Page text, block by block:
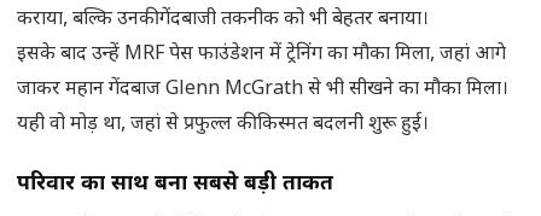
कराया, बल्कि उनकी गेंदबाजी तकनीक को भी बेहतर बनाया।
इसके बाद उन्हें MRF पेस फाउंडेशन में ट्रेनिंग का मौका मिला, जहां आगे
जाकर महान गेंदबाज Glenn McGrath से भी सीखने का मौका मिला।
यही वो मोड़ था, जहां से प्रफुल्ल की किस्मत बदलनी शुरू हुई।
परिवार का साथ बना सबसे बड़ी ताकत